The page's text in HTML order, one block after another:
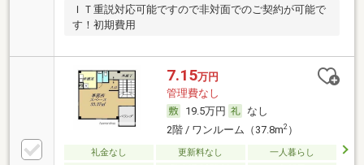
ＩＴ重説対応可能ですので非対面でのご契約が可能で
す！初期費用
7.15万円
管理費なし
19.5万円
なし
2階 / ワンルーム（37.8m2）
礼金なし 更新料なし
一人暮らし